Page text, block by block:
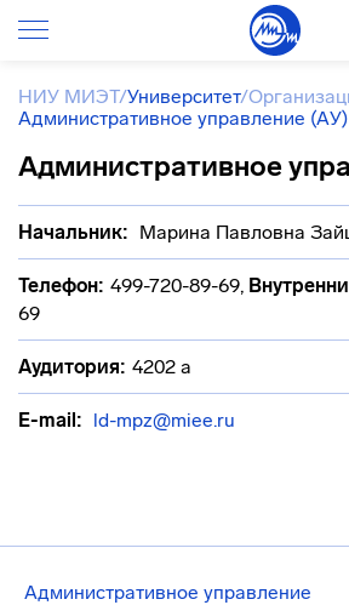
Административное управление
НИУ МИЭТ/Университет/
Административное управление (АУ)
Административное
Начальник: Марина Павловна
Телефон: 499-720-89-69,
69
Аудитория: 4202 а
E-mail: ld-mpz@miee.ru